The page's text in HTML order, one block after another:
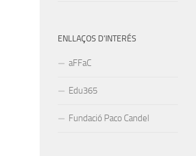
ENLLAÇOS D’INTERÉS
aFFaC
Edu365
Fundació Paco Candel